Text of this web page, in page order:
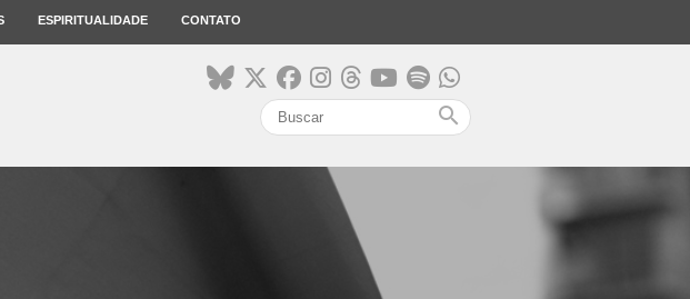
ESPIRITUALIDADE CONTATO
search